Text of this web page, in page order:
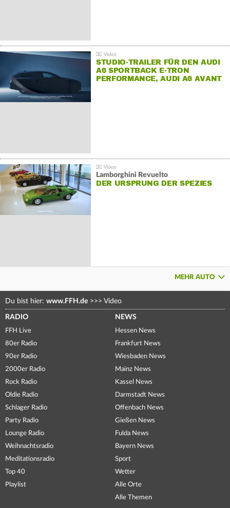
STUDIO-TRAILER FÜR DEN AUDI
A6 SPORTBACK E-TRON
PERFORMANCE, AUDI A6 AVANT
Lamborghini Revuelto
DER URSPRUNG DER SPEZIES
MEHR AUTO
Du bist hier: www.FFH.de >>> Video
RADIO
FFH Live
80er Radio
90er Radio
2000er Radio
Rock Radio
Oldie Radio
Schlager Radio
Party Radio
Lounge Radio
Weihnachtsradio
Meditationsradio
Top 40
Playlist
NEWS
Hessen News
Frankfurt News
Wiesbaden News
Mainz News
Kassel News
Darmstadt News
Offenbach News
Gießen News
Fulda News
Bayern News
Sport
Wetter
Alle Orte
Alle Themen